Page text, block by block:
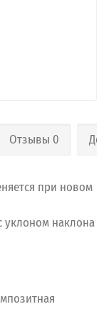
Отзывы 0
при новом
уклоном наклона